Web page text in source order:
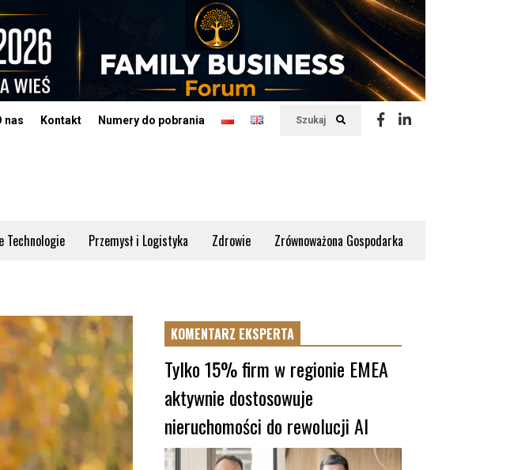
Szukaj
nas Kontakt Numery do pobrania
Technologie Przemysł i Logistyka Zdrowie Zrównoważona Gospodarka
KOMENTARZ EKSPERTA
Tylko 15% firm w regionie EMEA
aktywnie dostosowuje
nieruchomości do rewolucji AI